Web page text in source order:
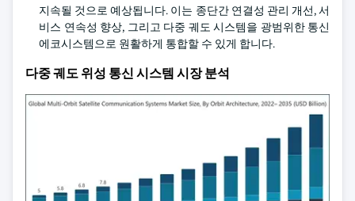
지속될 것으로 예상됩니다. 이는 종단간 연결성 관리 개선, 서
비스 연속성 향상, 그리고 다중 궤도 시스템을 광범위한 통신
에코시스템으로 원활하게 통합할 수 있게 합니다.
다중 궤도 위성 통신 시스템 시장 분석